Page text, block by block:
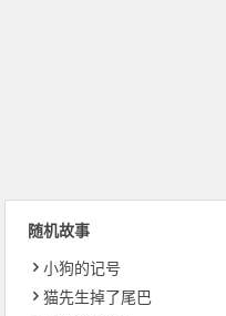
随机故事
小狗的记号
猫先生掉了尾巴